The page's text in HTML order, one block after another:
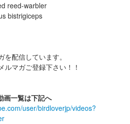
reed-warbler
bistrigiceps
配信しています。
ルマガご登録下さい！！
画一覧は下記へ
user/birdloverjp/videos?